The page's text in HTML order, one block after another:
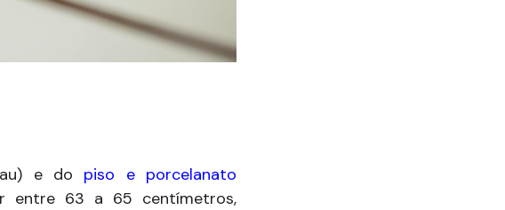
e do piso e porcelanato
entre 63 a 65 centímetros,